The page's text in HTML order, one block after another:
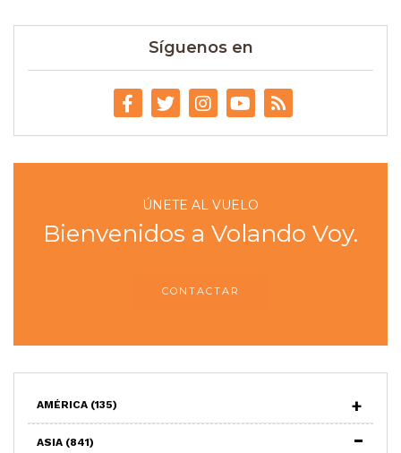
Síguenos en
ÚNETE AL VUELO
Bienvenidos a Volando Voy.
CONTACTAR
AMÉRICA (135)
ASIA (841)